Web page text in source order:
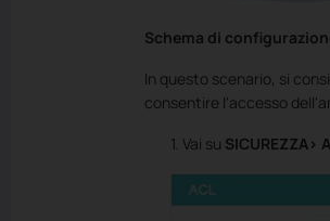
Schema di
In questo scenario, si
consentire l'accesso
1. Vai su SICUREZZA>